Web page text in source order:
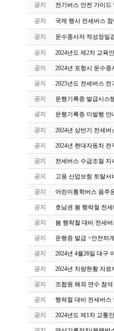
공지 전기버스 안전 가이드
공지 국제 행사 전세버스
공지 운수종사자 적성정밀
공지 2024년도 제2차 교육
공지 2024년 포항시 운수
공지 2025년도 전세버스
공지 운행기록증 발급시스
공지 운행기록증 미발행 안
공지 2024년 상반기 전세
공지 2024년 현대자동차
공지 전세버스 수급조절 지
공지 고용 산업보험 토탈서
공지 어린이통학버스 음주
공지 호남권 봄 행락철 전
공지 봄 행락철 대비 전세
공지 운행증 발급 <안전하
공지 2024년 4월26일 대구
공지 2024년 차량현황 자료
공지 조합원 해외 연수 참
공지 행락철 대비 전세버스
공지 2024년도 제1차 교통